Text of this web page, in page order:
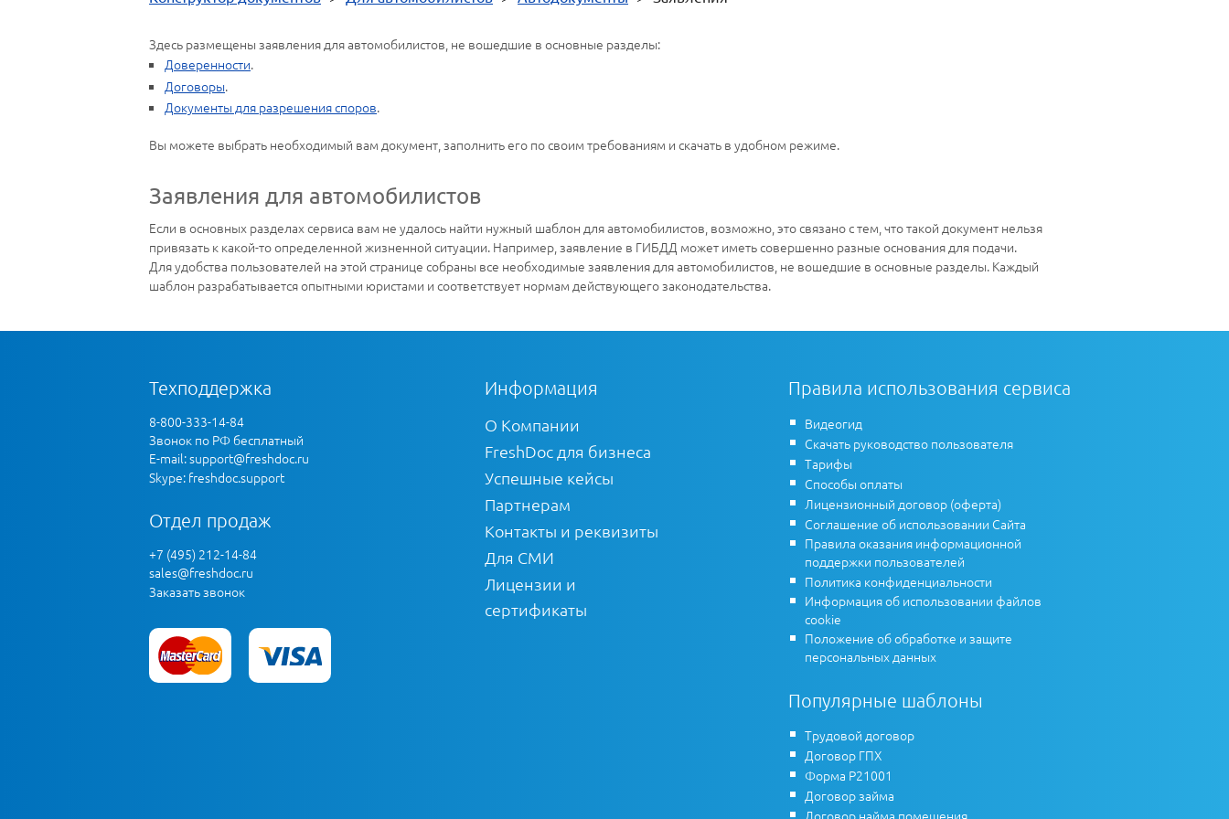
Здесь размещены заявления для автомобилистов, не вошедшие в основные разделы:
Доверенности.
Договоры.
Документы для разрешения споров.
Вы можете выбрать необходимый вам документ, заполнить его по своим требованиям и скачать в удобном режиме.
Заявления для автомобилистов
Если в основных разделах сервиса вам не удалось найти нужный шаблон для автомобилистов, возможно, это связано с тем, что такой документ нельзя
привязать к какой-то определенной жизненной ситуации. Например, заявление в ГИБДД может иметь совершенно разные основания для подачи.
Для удобства пользователей на этой странице собраны все необходимые заявления для автомобилистов, не вошедшие в основные разделы. Каждый
шаблон разрабатывается опытными юристами и соответствует нормам действующего законодательства.
Техподдержка
8-800-333-14-84
Звонок по РФ бесплатный
E-mail:support@freshdoc.ru
Skype: freshdoc.support
Отдел продаж
+7 (495) 212-14-84
sales@freshdoc.ru
Заказать звонок
Информация
О Компании
FreshDoc для бизнеса
Успешные кейсы
Партнерам
Контакты и реквизиты
Для СМИ
Лицензии и
сертификаты
Правила использования сервиса
Видеогид
Скачать руководство пользователя
Тарифы
Способы оплаты
Лицензионный договор (оферта)
Соглашение об использовании Сайта
Правила оказания информационной
поддержки пользователей
Политика конфиденциальности
Информация об использовании файлов
cookie
Положение об обработке и защите
персональных данных
Популярные шаблоны
Трудовой договор
Договор ГПХ
Форма Р21001
Договор займа
Договор найма помещения